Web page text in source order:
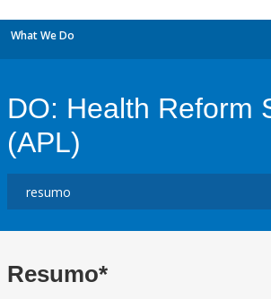
What We Do
DO: Health Reform
(APL)
Resumo*